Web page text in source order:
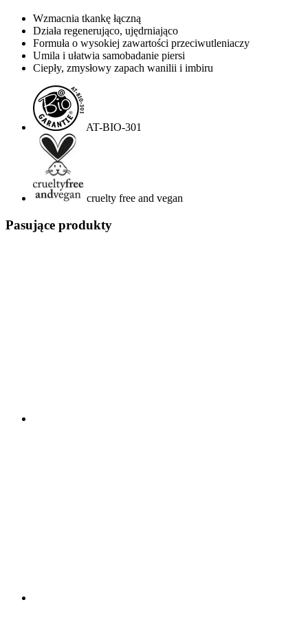
Wzmacnia tkankę łączną
Działa regenerująco, ujędrniająco
Formuła o wysokiej zawartości przeciwutleniaczy
Umila i ułatwia samobadanie piersi
Ciepły, zmysłowy zapach wanilii i imbiru
AT-BIO-301
cruelty free and vegan
Pasujące produkty